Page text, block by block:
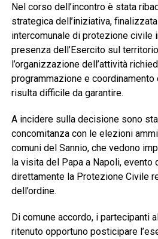
Nel corso dell’incontro è stata
strategica dell’iniziativa,
intercomunale di protezione civile
presenza dell’Esercito sul
l’organizzazione dell’attività
programmazione e coordinamento
risulta difficile da garantire.
A incidere sulla decisione sono
concomitanza con le elezioni
comuni del Sannio, che vedono
la visita del Papa a Napoli, evento
direttamente la Protezione Civile
dell’ordine.
Di comune accordo, i partecipanti
ritenuto opportuno posticipare